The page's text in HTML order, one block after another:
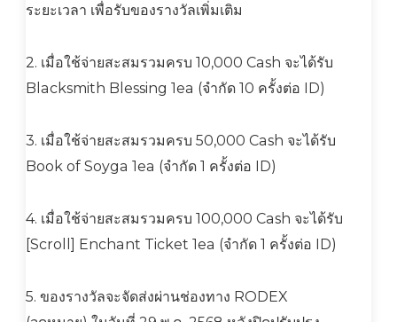
ระยะเวลา เพื่อรับของรางวัลเพิ่มเติม
2. เมื่อใช้จ่ายสะสมรวมครบ 10,000 Cash จะได้รับ
Blacksmith Blessing 1ea (จำกัด 10 ครั้งต่อ ID)
3. เมื่อใช้จ่ายสะสมรวมครบ 50,000 Cash จะได้รับ
Book of Soyga 1ea (จำกัด 1 ครั้งต่อ ID)
4. เมื่อใช้จ่ายสะสมรวมครบ 100,000 Cash จะได้รับ
[Scroll] Enchant Ticket 1ea (จำกัด 1 ครั้งต่อ ID)
5. ของรางวัลจะจัดส่งผ่านช่องทาง RODEX